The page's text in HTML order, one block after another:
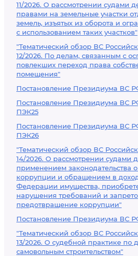
11/2026. О рассмотрении судами
правами на земельные участки
земель, изъятых из оборота и
с использованием таких участков"
"Тематический обзор ВС
12/2026. По делам, связанным с
повлекших переход права
помещения"
Постановление Президиума ВС
Постановление Президиума ВС
ПЭК25
Постановление Президиума ВС
ПЭК26
"Тематический обзор ВС
14/2026. О рассмотрении судами
применением законодательства
коррупции и обращением в
Федерации имущества,
нарушения требований и
предотвращение коррупции"
Постановление Президиума ВС
"Тематический обзор ВС
13/2026. О судебной практике по
самовольным строительством"